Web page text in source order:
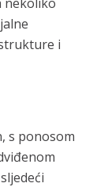
i
s ponosom